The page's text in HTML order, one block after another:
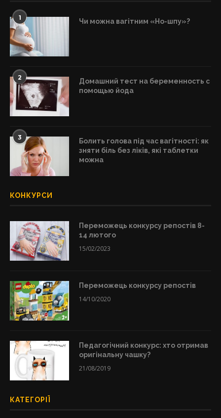
1 Чи можна вагітним «Но-шпу»?
2
Домашний тест на беременность с
помощью йода
3
Болить голова під час вагітності: як
зняти біль без ліків, які таблетки
можна
КОНКУРСИ
Переможець конкурсу репостів 8-
14 лютого
15/02/2023
Переможець конкурсу репостів
14/10/2020
Педагогічний конкурс: хто отримав
оригінальну чашку?
21/08/2019
КАТЕГОРІЇ